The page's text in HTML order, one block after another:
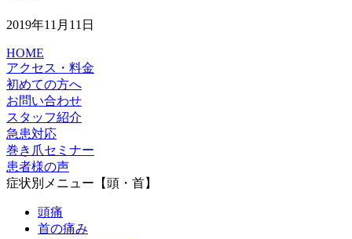
2019年11月11日
HOME
アクセス・料金
初めての方へ
お問い合わせ
スタッフ紹介
急患対応
巻き爪セミナー
患者様の声
症状別メニュー【頭・首】
頭痛
首の痛み